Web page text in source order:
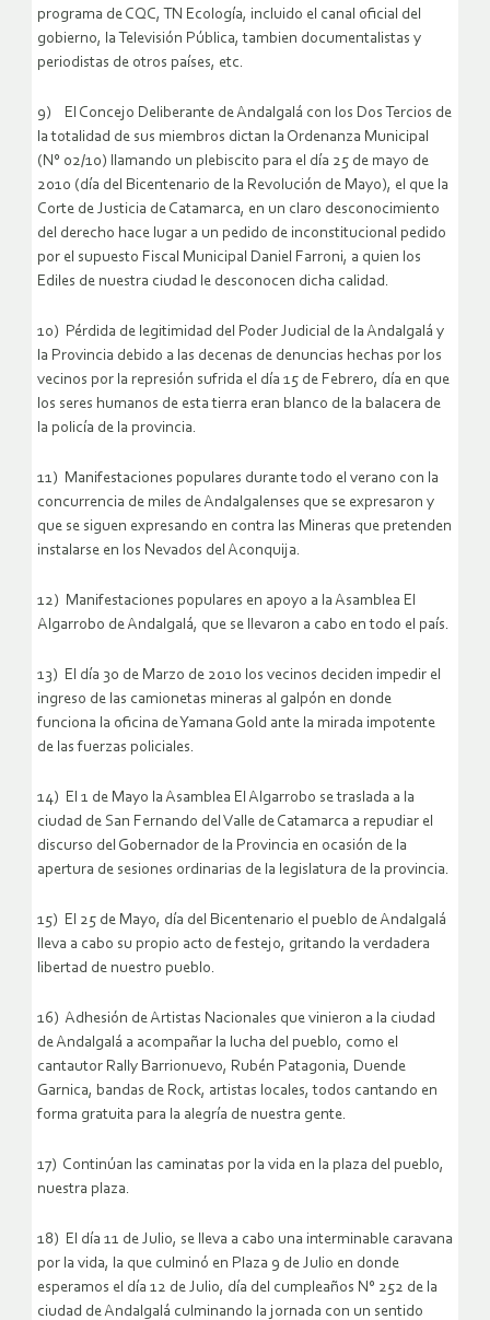
programa de CQC, TN Ecología, incluido el canal oficial del
gobierno, la Televisión Pública, tambien documentalistas y
periodistas de otros países, etc.
9) El Concejo Deliberante de Andalgalá con los Dos Tercios de
la totalidad de sus miembros dictan la Ordenanza Municipal
(N° 02/10) llamando un plebiscito para el día 25 de mayo de
2010 (día del Bicentenario de la Revolución de Mayo), el que la
Corte de Justicia de Catamarca, en un claro desconocimiento
del derecho hace lugar a un pedido de inconstitucional pedido
por el supuesto Fiscal Municipal Daniel Farroni, a quien los
Ediles de nuestra ciudad le desconocen dicha calidad.
10) Pérdida de legitimidad del Poder Judicial de la Andalgalá y
la Provincia debido a las decenas de denuncias hechas por los
vecinos por la represión sufrida el día 15 de Febrero, día en que
los seres humanos de esta tierra eran blanco de la balacera de
la policía de la provincia.
11) Manifestaciones populares durante todo el verano con la
concurrencia de miles de Andalgalenses que se expresaron y
que se siguen expresando en contra las Mineras que pretenden
instalarse en los Nevados del Aconquija.
12) Manifestaciones populares en apoyo a la Asamblea El
Algarrobo de Andalgalá, que se llevaron a cabo en todo el país.
13) El día 30 de Marzo de 2010 los vecinos deciden impedir el
ingreso de las camionetas mineras al galpón en donde
funciona la oficina de Yamana Gold ante la mirada impotente
de las fuerzas policiales.
14) El 1 de Mayo la Asamblea El Algarrobo se traslada a la
ciudad de San Fernando del Valle de Catamarca a repudiar el
discurso del Gobernador de la Provincia en ocasión de la
apertura de sesiones ordinarias de la legislatura de la provincia.
15) El 25 de Mayo, día del Bicentenario el pueblo de Andalgalá
lleva a cabo su propio acto de festejo, gritando la verdadera
libertad de nuestro pueblo.
16) Adhesión de Artistas Nacionales que vinieron a la ciudad
de Andalgalá a acompañar la lucha del pueblo, como el
cantautor Rally Barrionuevo, Rubén Patagonia, Duende
Garnica, bandas de Rock, artistas locales, todos cantando en
forma gratuita para la alegría de nuestra gente.
17) Continúan las caminatas por la vida en la plaza del pueblo,
nuestra plaza.
18) El día 11 de Julio, se lleva a cabo una interminable caravana
por la vida, la que culminó en Plaza 9 de Julio en donde
esperamos el día 12 de Julio, día del cumpleaños N° 252 de la
ciudad de Andalgalá culminando la jornada con un sentido